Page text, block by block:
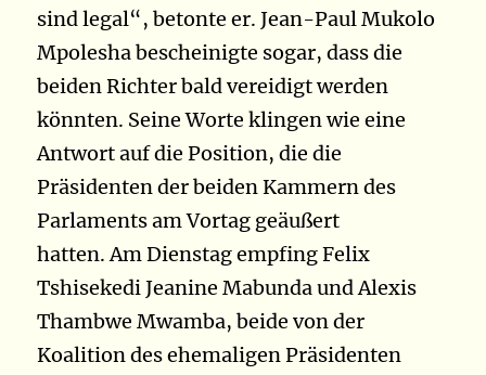
sind legal“, betonte er. Jean-Paul Mukolo
Mpolesha bescheinigte sogar, dass die
beiden Richter bald vereidigt werden
könnten. Seine Worte klingen wie eine
Antwort auf die Position, die die
Präsidenten der beiden Kammern des
Parlaments am Vortag geäußert
hatten.Am Dienstag empfing Felix
Tshisekedi Jeanine Mabunda und Alexis
Thambwe Mwamba, beide von der
Koalition des ehemaligen Präsidenten